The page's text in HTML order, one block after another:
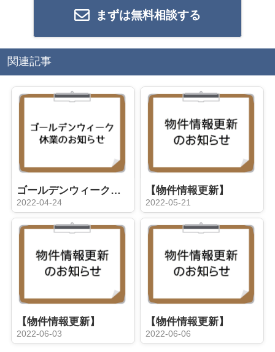
まずは無料相談する
関連記事
ゴールデンウィーク休業のお知らせ
2022-04-24
【物件情報更新】
2022-05-21
【物件情報更新】
2022-06-03
【物件情報更新】
2022-06-06